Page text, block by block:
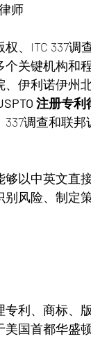
师
、ITC 337调
关键机构和
伊利诺伊州
注册专
调查和联邦
以中英文直
风险、制定
利、商标、
国首都华盛